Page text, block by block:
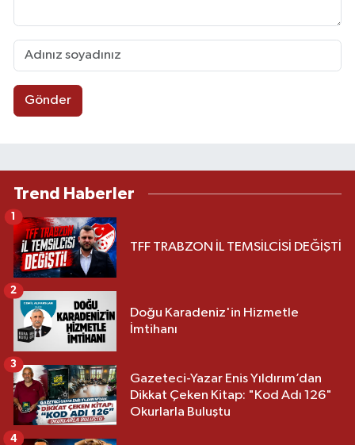
Gönder
Trend Haberler
TFF TRABZON İL TEMSİLCİSİ DEĞİŞTİ
1
Doğu Karadeniz'in Hizmetle
İmtihanı
2
Gazeteci-Yazar Enis Yıldırım’dan
Dikkat Çeken Kitap: "Kod Adı 126"
Okurlarla Buluştu
3
4